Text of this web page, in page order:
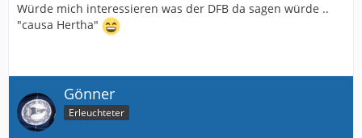
Würde mich interessieren was der DFB da sagen würde ..
"causa Hertha"
Gönner
Erleuchteter